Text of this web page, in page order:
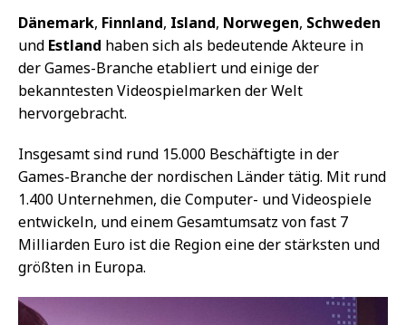
Dänemark, Finnland, Island, Norwegen, Schweden
und Estland haben sich als bedeutende Akteure in
der Games-Branche etabliert und einige der
bekanntesten Videospielmarken der Welt
hervorgebracht.
Insgesamt sind rund 15.000 Beschäftigte in der
Games-Branche der nordischen Länder tätig. Mit rund
1.400 Unternehmen, die Computer- und Videospiele
entwickeln, und einem Gesamtumsatz von fast 7
Milliarden Euro ist die Region eine der stärksten und
größten in Europa.